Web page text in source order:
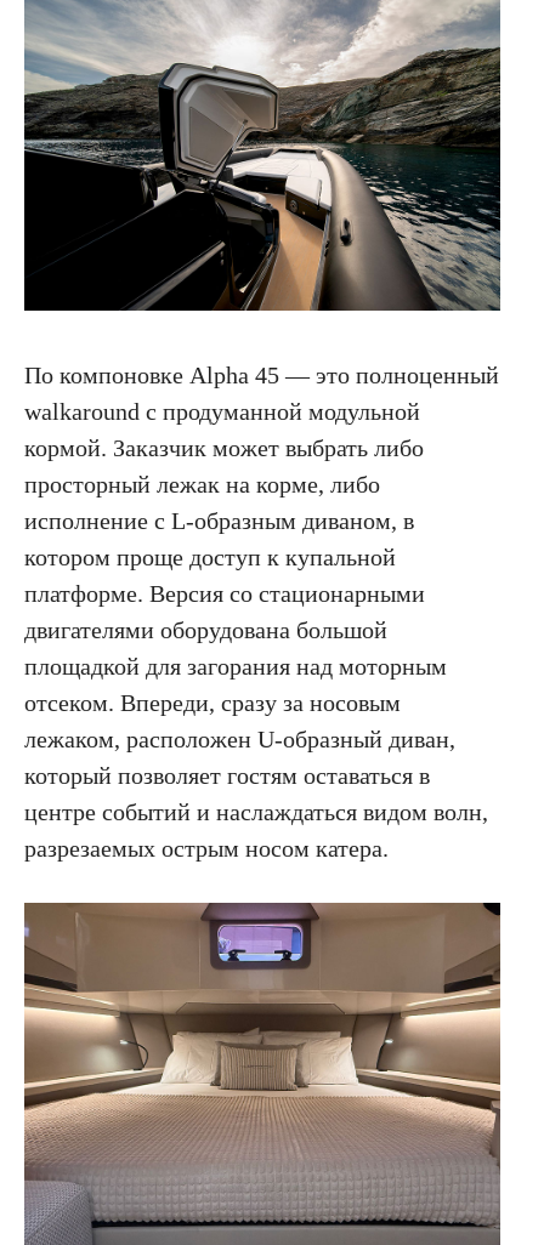
По компоновке Alpha 45 — это полноценный
walkaround с продуманной модульной
кормой. Заказчик может выбрать либо
просторный лежак на корме, либо
исполнение с L-образным диваном, в
котором проще доступ к купальной
платформе. Версия со стационарными
двигателями оборудована большой
площадкой для загорания над моторным
отсеком. Впереди, сразу за носовым
лежаком, расположен U-образный диван,
который позволяет гостям оставаться в
центре событий и наслаждаться видом волн,
разрезаемых острым носом катера.